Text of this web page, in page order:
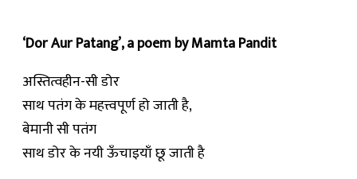
‘Dor Aur Patang’, a poem by Mamta Pandit
अस्तित्वहीन-सी डोर
साथ पतंग के महत्त्वपूर्ण हो जाती है,
बेमानी सी पतंग
साथ डोर के नयी ऊँचाइयाँ छू जाती है